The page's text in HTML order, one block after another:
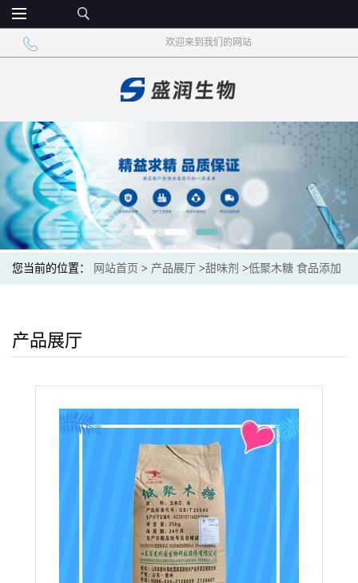
欢迎来到我们的网站
您当前的位置： 网站首页 > 产品展厅 >甜味剂 >低聚木糖 食品添加
产品展厅